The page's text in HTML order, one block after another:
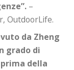
–
OutdoorLife.
da Zheng
grado di
della